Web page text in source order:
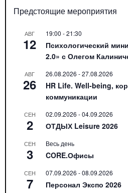
Предстоящие мероприятия
АВГ
12
19:00 -21:30
Психологический
2.0» с Олегом
АВГ
26
26.08.2026 -27.08.2026
HR Life. Well-being,
коммуникации
СЕН
2
02.09.2026 -04.09.2026
ОТДЫХ Leisure 2026
СЕН
3
Весь день
CORE.Офисы
СЕН
7
07.09.2026 -08.09.2026
Персонал Экспо 2026